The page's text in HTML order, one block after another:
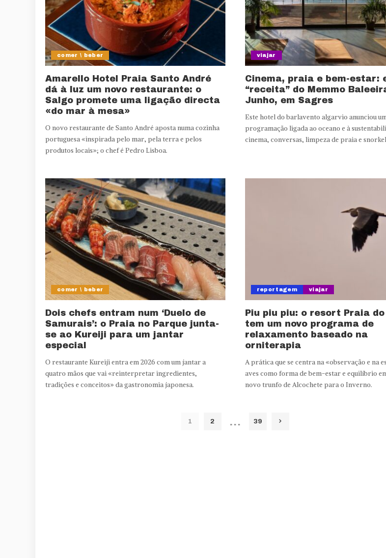
comer \ beber
Amarello Hotel Praia Santo André
dá à luz um novo restaurante: o
Salgo promete uma ligação directa
«do mar à mesa»
O novo restaurante de Santo André aposta numa cozinha
portuguesa «inspirada pelo mar, pela terra e pelos
produtos locais»; o chef é Pedro Lisboa.
viajar
Cinema, praia e bem-estar:
“receita” do Memmo
Junho, em Sagres
Este hotel do barlavento algarvio anunciou
programação ligada ao oceano e à
cinema, conversas, limpeza de praia e
comer \ beber
Dois chefs entram num ‘Duelo de
Samurais’: o Praia no Parque junta-
se ao Kureiji para um jantar
especial
O restaurante Kureiji entra em 2026 com um jantar a
quatro mãos que vai «reinterpretar ingredientes,
tradições e conceitos» da gastronomia japonesa.
reportagem viajar
Piu piu piu: o resort Praia do
tem um novo programa de
relaxamento baseado na
orniterapia
A prática que se centra na «observação e na
aves como forma de bem-estar e equilíbrio
novo trunfo de Alcochete para o Inverno.
1 2 … 39